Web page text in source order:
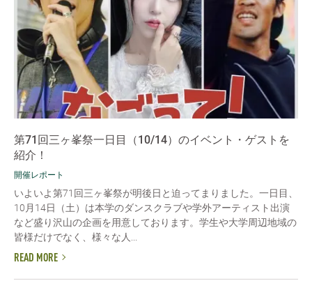
第71回三ヶ峯祭一日目（10/14）のイベント・ゲストを
紹介！
開催レポート
いよいよ第71回三ヶ峯祭が明後日と迫ってまりました。一日目、
10月14日（土）は本学のダンスクラブや学外アーティスト出演
など盛り沢山の企画を用意しております。学生や大学周辺地域の
皆様だけでなく、様々な人...
READ MORE